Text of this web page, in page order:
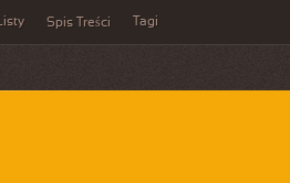
Spis Treści Tagi